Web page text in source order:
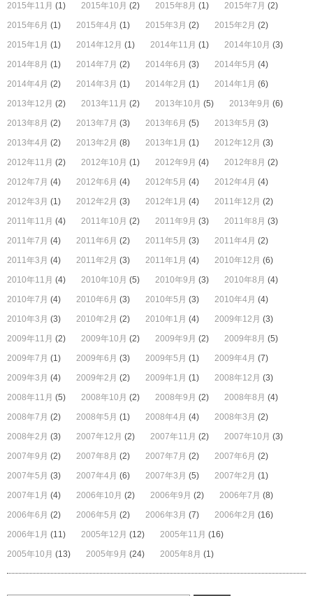
2015年11月 (1) 2015年10月 (2) 2015年8月 (1) 2015年7月 (2)
2015年6月 (1) 2015年4月 (1) 2015年3月 (2) 2015年2月 (2)
2015年1月 (1) 2014年12月 (1) 2014年11月 (1) 2014年10月 (3)
2014年8月 (1) 2014年7月 (2) 2014年6月 (3) 2014年5月 (4)
2014年4月 (2) 2014年3月 (1) 2014年2月 (1) 2014年1月 (6)
2013年12月 (2) 2013年11月 (2) 2013年10月 (5) 2013年9月 (6)
2013年8月 (2) 2013年7月 (3) 2013年6月 (5) 2013年5月 (3)
2013年4月 (2) 2013年2月 (8) 2013年1月 (1) 2012年12月 (3)
2012年11月 (2) 2012年10月 (1) 2012年9月 (4) 2012年8月 (2)
2012年7月 (4) 2012年6月 (4) 2012年5月 (4) 2012年4月 (4)
2012年3月 (1) 2012年2月 (3) 2012年1月 (4) 2011年12月 (2)
2011年11月 (4) 2011年10月 (2) 2011年9月 (3) 2011年8月 (3)
2011年7月 (4) 2011年6月 (2) 2011年5月 (3) 2011年4月 (2)
2011年3月 (4) 2011年2月 (3) 2011年1月 (4) 2010年12月 (6)
2010年11月 (4) 2010年10月 (5) 2010年9月 (3) 2010年8月 (4)
2010年7月 (4) 2010年6月 (3) 2010年5月 (3) 2010年4月 (4)
2010年3月 (3) 2010年2月 (2) 2010年1月 (4) 2009年12月 (3)
2009年11月 (2) 2009年10月 (2) 2009年9月 (2) 2009年8月 (5)
2009年7月 (1) 2009年6月 (3) 2009年5月 (1) 2009年4月 (7)
2009年3月 (4) 2009年2月 (2) 2009年1月 (1) 2008年12月 (3)
2008年11月 (5) 2008年10月 (2) 2008年9月 (2) 2008年8月 (4)
2008年7月 (2) 2008年5月 (1) 2008年4月 (4) 2008年3月 (2)
2008年2月 (3) 2007年12月 (2) 2007年11月 (2) 2007年10月 (3)
2007年9月 (2) 2007年8月 (2) 2007年7月 (2) 2007年6月 (2)
2007年5月 (3) 2007年4月 (6) 2007年3月 (5) 2007年2月 (1)
2007年1月 (4) 2006年10月 (2) 2006年9月 (2) 2006年7月 (8)
2006年6月 (2) 2006年5月 (2) 2006年3月 (7) 2006年2月 (16)
2006年1月 (11) 2005年12月 (12) 2005年11月 (16)
2005年10月 (13) 2005年9月 (24) 2005年8月 (1)